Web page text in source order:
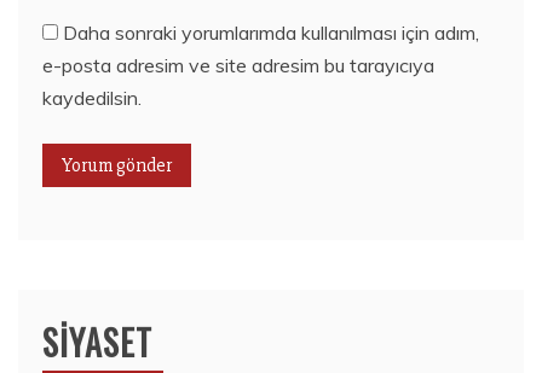
Daha sonraki yorumlarımda kullanılması için adım,
e-posta adresim ve site adresim bu tarayıcıya
kaydedilsin.
SIYASET